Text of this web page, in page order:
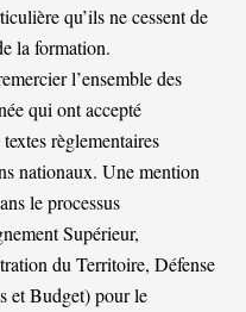
qu’ils ne cessent de
la formation.
l’ensemble des
qui ont accepté
règlementaires
nationaux. Une mention
le processus
Supérieur,
du Territoire, Défense
et Budget) pour le